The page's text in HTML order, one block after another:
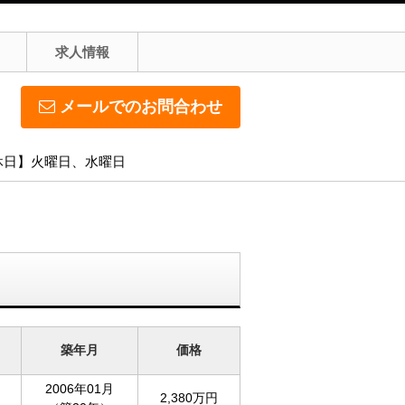
求人情報
メールでのお問合わせ
日】火曜日、水曜日
築年月 価格
2006年01月
2,380万円